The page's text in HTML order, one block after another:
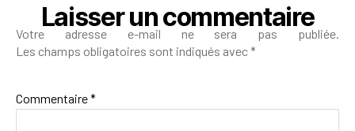
Laisser un commentaire
Votre adresse e-mail ne sera pas publiée.
Les champs obligatoires sont indiqués avec*
Commentaire*